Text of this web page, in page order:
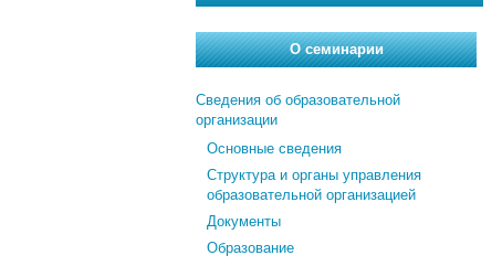
О семинарии
Сведения об образовательной
организации
Основные сведения
Структура и органы управления
образовательной организацией
Документы
Образование